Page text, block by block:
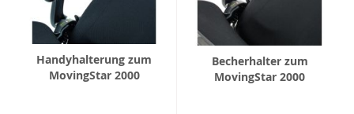
Handyhalterung zum
MovingStar 2000
Becherhalter zum
MovingStar 2000